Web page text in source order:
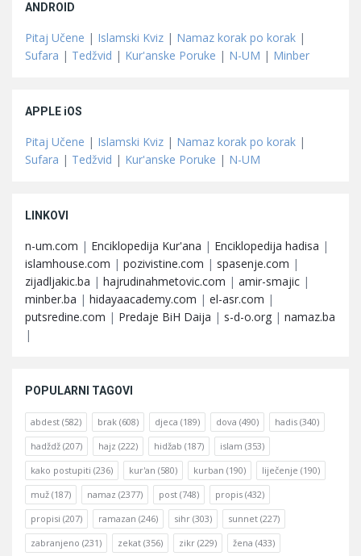
ANDROID
Pitaj Učene | Islamski Kviz | Namaz korak po korak |
Sufara | Tedžvid | Kur'anske Poruke | N-UM | Minber
APPLE iOS
Pitaj Učene | Islamski Kviz | Namaz korak po korak |
Sufara | Tedžvid | Kur'anske Poruke | N-UM
LINKOVI
n-um.com | Enciklopedija Kur'ana | Enciklopedija hadisa |
islamhouse.com | pozivistine.com | spasenje.com |
zijadljakic.ba | hajrudinahmetovic.com | amir-smajic |
minber.ba | hidayaacademy.com | el-asr.com |
putsredine.com | Predaje BiH Daija | s-d-o.org | namaz.ba
|
POPULARNI TAGOVI
abdest (582) brak (608) djeca (189) dova (490) hadis (340)
hadždž (207) hajz (222) hidžab (187) islam (353)
kako postupiti (236) kur'an (580) kurban (190) liječenje (190)
muž (187) namaz (2377) post (748) propis (432)
propisi (207) ramazan (246) sihr (303) sunnet (227)
zabranjeno (231) zekat (356) zikr (229) žena (433)